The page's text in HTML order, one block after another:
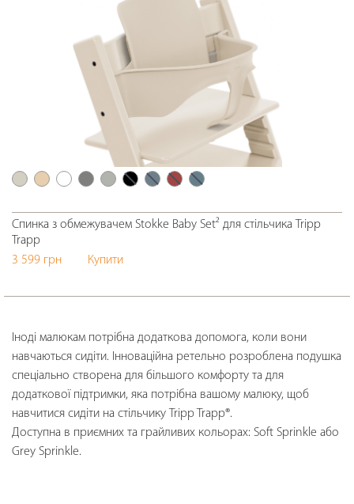
Спинка з обмежувачем Stokke Baby Set² для стільчика Tripp
Trapp
3 599 грн
Купити
Іноді малюкам потрібна додаткова допомога, коли вони
навчаються сидіти. Інноваційна ретельно розроблена подушка
спеціально створена для більшого комфорту та для
додаткової підтримки, яка потрібна вашому малюку, щоб
навчитися сидіти на стільчику Tripp Trapp®.
Доступна в приємних та грайливих кольорах: Soft Sprinkle або
Grey Sprinkle.